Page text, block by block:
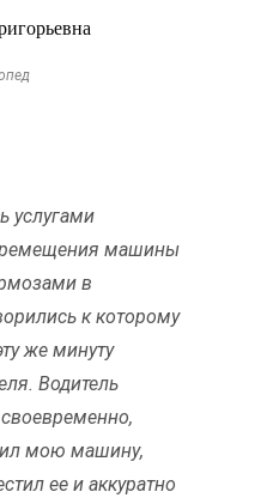
услугами
машины
в
к которому
же минуту
Водитель
мою машину,
ее и аккуратно